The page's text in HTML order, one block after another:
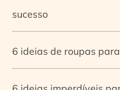
sucesso
6 ideias de roupas